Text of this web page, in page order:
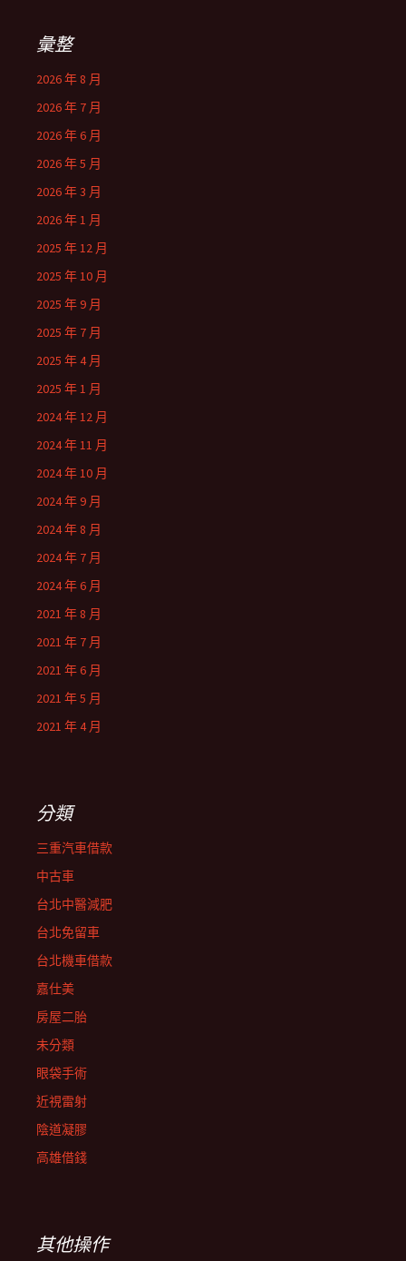
彙整
2026 年 8 月
2026 年 7 月
2026 年 6 月
2026 年 5 月
2026 年 3 月
2026 年 1 月
2025 年 12 月
2025 年 10 月
2025 年 9 月
2025 年 7 月
2025 年 4 月
2025 年 1 月
2024 年 12 月
2024 年 11 月
2024 年 10 月
2024 年 9 月
2024 年 8 月
2024 年 7 月
2024 年 6 月
2021 年 8 月
2021 年 7 月
2021 年 6 月
2021 年 5 月
2021 年 4 月
分類
三重汽車借款
中古車
台北中醫減肥
台北免留車
台北機車借款
嘉仕美
房屋二胎
未分類
眼袋手術
近視雷射
陰道凝膠
高雄借錢
其他操作